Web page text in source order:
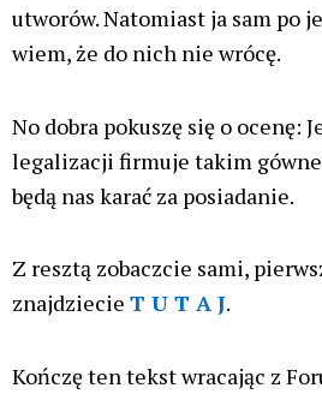
utworów. Natomiast ja sam po
wiem, że do nich nie wrócę.
No dobra pokuszę się o ocenę:
legalizacji firmuje takim
będą nas karać za posiadanie.
Z resztą zobaczcie sami,
znajdziecie T U T A J.
Kończę ten tekst wracając z